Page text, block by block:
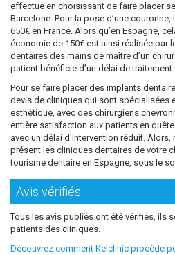
effectue en choisissant de faire placer
Barcelone. Pour la pose d’une
650€ en France. Alors qu’en Espagne,
économie de 150€ est ainsi réalisée par
dentaires des mains de maître d’un
patient bénéficie d’un délai de traitement
Pour se faire placer des implants
devis de cliniques qui sont spécialisées
esthétique, avec des chirurgiens
entière satisfaction aux patients en
avec un délai d'intervention réduit. Alors,
présent les cliniques dentaires de votre
tourisme dentaire en Espagne, sous le
Avis vérifiés
Tous les avis publiés ont été vérifiés, ils
patients des cliniques.
Découvrez comment Kelclinic procède